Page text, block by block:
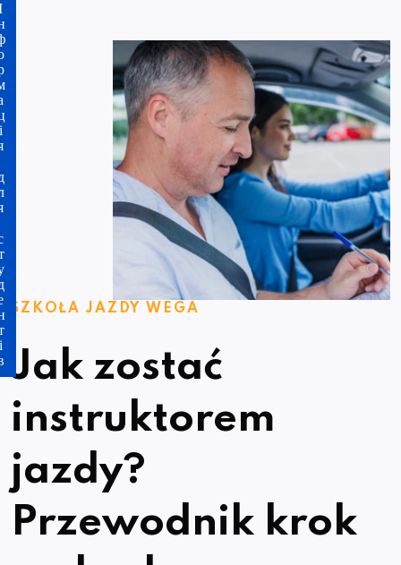
SZKOŁA JAZDY WEGA
Jak zostać
instruktorem
jazdy?
Przewodnik krok